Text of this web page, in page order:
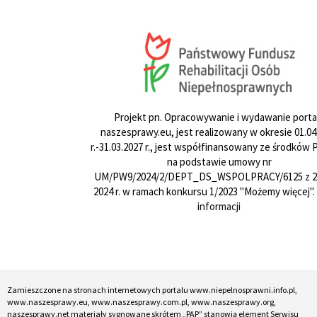
Projekt pn. Opracowywanie i wydawanie
naszesprawy.eu, jest realizowany w okresie
r.-31.03.2027 r., jest współfinansowany ze środków
na podstawie umowy nr
UM/PW9/2024/2/DEPT_DS_WSPOLPRACY/6125 z
2024 r. w ramach konkursu 1/2023 "Możemy więcej".
informacji
Zamieszczone na stronach internetowych portalu www.niepelnosprawni.info.pl,
www.naszesprawy.eu, www.naszesprawy.com.pl, www.naszesprawy.org,
naszesprawy.net materiały sygnowane skrótem „PAP” stanowią element Serwisu